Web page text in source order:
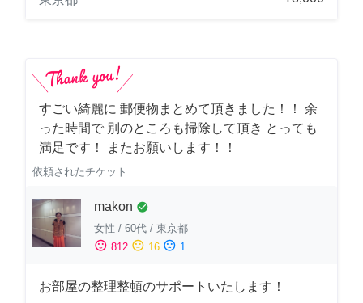
すごい綺麗に 郵便物まとめて頂きました！！ 余
った時間で 別のところも掃除して頂き とっても
満足です！ またお願いします！！
依頼されたチケット
makon check_circle
女性 / 60代 / 東京都
sentiment_satisfied 812 sentiment_neutral 16 sentiment_dissatisfied 1
お部屋の整理整頓のサポートいたします！